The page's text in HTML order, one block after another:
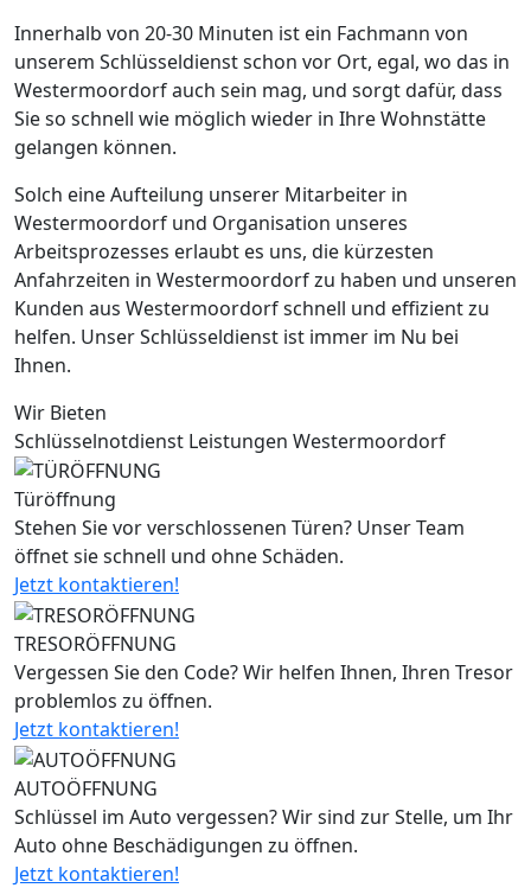
Innerhalb von 20-30 Minuten ist ein Fachmann von
unserem Schlüsseldienst schon vor Ort, egal, wo das in
Westermoordorf auch sein mag, und sorgt dafür, dass
Sie so schnell wie möglich wieder in Ihre Wohnstätte
gelangen können.
Solch eine Aufteilung unserer Mitarbeiter in
Westermoordorf und Organisation unseres
Arbeitsprozesses erlaubt es uns, die kürzesten
Anfahrzeiten in Westermoordorf zu haben und unseren
Kunden aus Westermoordorf schnell und effizient zu
helfen. Unser Schlüsseldienst ist immer im Nu bei
Ihnen.
Wir Bieten
Schlüsselnotdienst Leistungen Westermoordorf
Türöffnung
Stehen Sie vor verschlossenen Türen? Unser Team
öffnet sie schnell und ohne Schäden.
Jetzt kontaktieren!
TRESORÖFFNUNG
Vergessen Sie den Code? Wir helfen Ihnen, Ihren Tresor
problemlos zu öffnen.
Jetzt kontaktieren!
AUTOÖFFNUNG
Schlüssel im Auto vergessen? Wir sind zur Stelle, um Ihr
Auto ohne Beschädigungen zu öffnen.
Jetzt kontaktieren!